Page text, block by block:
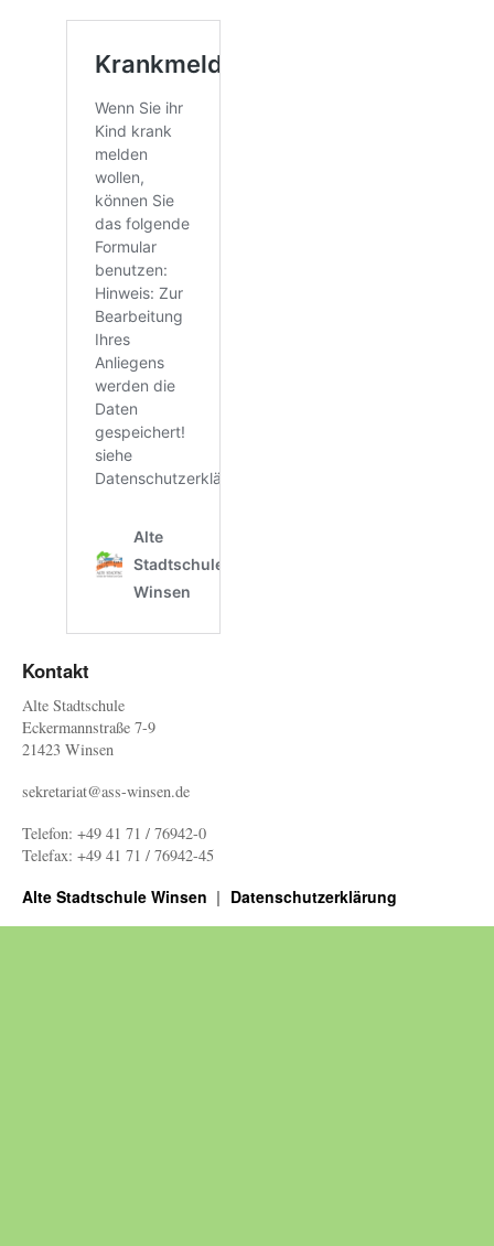
Kontakt
Alte Stadtschule
Eckermannstraße 7-9
21423 Winsen
sekretariat@ass-winsen.de
Telefon: +49 41 71 / 76942-0
Telefax: +49 41 71 / 76942-45
Alte Stadtschule Winsen Datenschutzerklärung